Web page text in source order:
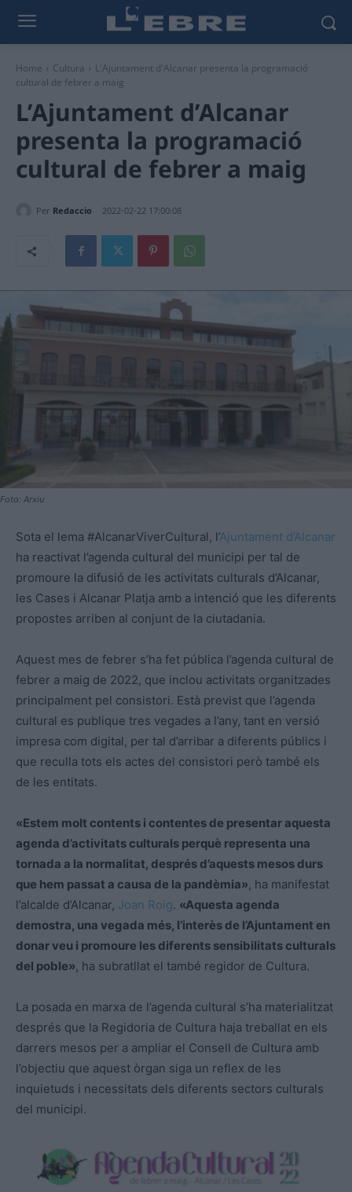
Home Cultura
L'Ajuntament d'Alcanar presenta la programació
cultural de febrer a maig
L’Ajuntament d’Alcanar
presenta la programació
cultural de febrer a maig
Per Redaccio 2022-02-22 17:00:08
Foto: Arxiu
Sota el lema #AlcanarViverCultural, l’Ajuntament d’Alcanar
ha reactivat l’agenda cultural del municipi per tal de
promoure la difusió de les activitats culturals d’Alcanar,
les Cases i Alcanar Platja amb a intenció que les diferents
propostes arriben al conjunt de la ciutadania.
Aquest mes de febrer s’ha fet pública l’agenda cultural de
febrer a maig de 2022, que inclou activitats organitzades
principalment pel consistori. Està previst que l’agenda
cultural es publique tres vegades a l’any, tant en versió
impresa com digital, per tal d’arribar a diferents públics i
que reculla tots els actes del consistori però també els
de les entitats.
«Estem molt contents i contentes de presentar aquesta
agenda d’activitats culturals perquè representa una
tornada a la normalitat, després d’aquests mesos durs
que hem passat a causa de la pandèmia», ha manifestat
l’alcalde d’Alcanar, Joan Roig. «Aquesta agenda
demostra, una vegada més, l’interès de l’Ajuntament en
donar veu i promoure les diferents sensibilitats culturals
del poble», ha subratllat el també regidor de Cultura.
La posada en marxa de l’agenda cultural s’ha materialitzat
després que la Regidoria de Cultura haja treballat en els
darrers mesos per a ampliar el Consell de Cultura amb
l’objectiu que aquest òrgan siga un reflex de les
inquietuds i necessitats dels diferents sectors culturals
del municipi.